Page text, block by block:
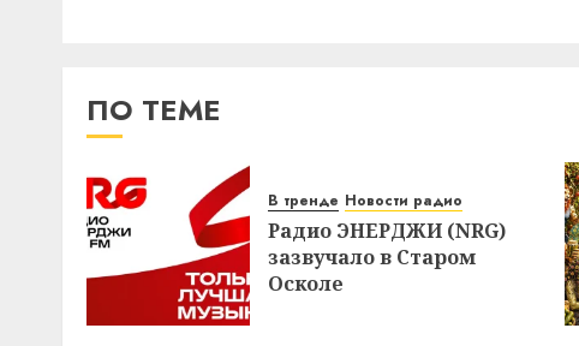
ПО ТЕМЕ
В тренде Новости радио
Радио ЭНЕРДЖИ (NRG)
зазвучало в Старом
Осколе